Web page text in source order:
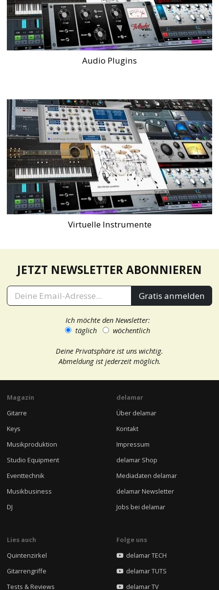
Audio Plugins
Virtuelle Instrumente
JETZT NEWSLETTER ABONNIEREN
Gratis anmelden
Ich möchte den Newsletter:
täglich
wöchentlich
Deine Privatsphäre ist uns wichtig.
Abmeldung ist jederzeit möglich.
Magazin
Gitarre
Keys
Musikproduktion
Studio Equipment
Eventtechnik
Musikbusiness
DJ
delamar
Über delamar
Kontakt
Impressum
delamar Shop
Mediadaten delamar
delamar Newsletter
Jobs bei delamar
Lies auch
Quintenzirkel
Gitarrengriffe
Tests & Reviews
Folge uns
delamar TECH
delamar TUTS
delamar TV